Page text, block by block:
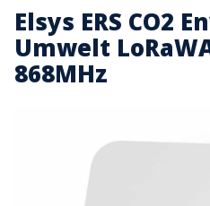
Elsys ERS CO2
Umwelt
868MHz